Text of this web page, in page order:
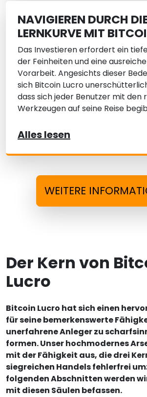
NAVIGIEREN DURCH
LERNKURVE MIT
Das Investieren erfordert ein
der Feinheiten und eine
Vorarbeit. Angesichts dieser
sich Bitcoin Lucro
dass sich jeder Benutzer mit den
Werkzeugen auf seine Reise
Alles lesen
WEITERE
Der Kern von
Lucro
Bitcoin Lucro hat sich einen
für seine bemerkenswerte
unerfahrene Anleger zu
formen. Unser hochmodernes
mit der Fähigkeit aus, die drei
siegreichen Handels fehlerfrei
folgenden Abschnitten werden
mit diesen Säulen befassen.